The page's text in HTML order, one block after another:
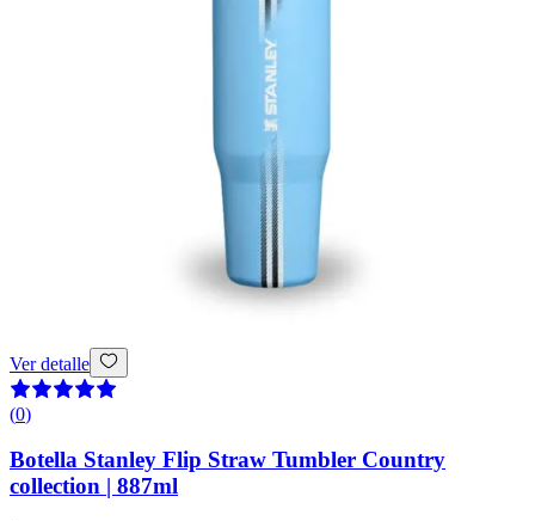
Ver detalle
(0)
Botella Stanley Flip Straw Tumbler Country
collection | 887ml